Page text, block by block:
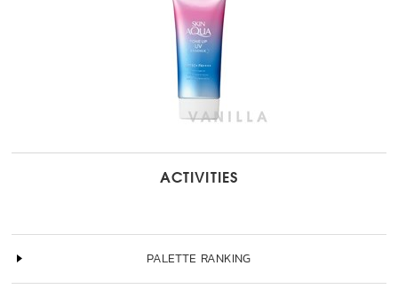
ACTIVITIES
PALETTE RANKING